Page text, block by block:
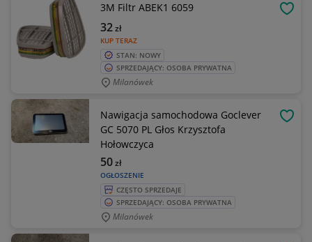
3M Filtr ABEK1 6059
KUP TERAZ
32zł
STAN: NOWY
SPRZEDAJĄCY: OSOBA PRYWATNA
Milanówek
Nawigacja samochodowa Goclever
GC 5070 PL Głos Krzysztofa
Hołowczyca
OGŁOSZENIE
50zł
CZĘSTO SPRZEDAJE
SPRZEDAJĄCY: OSOBA PRYWATNA
Milanówek